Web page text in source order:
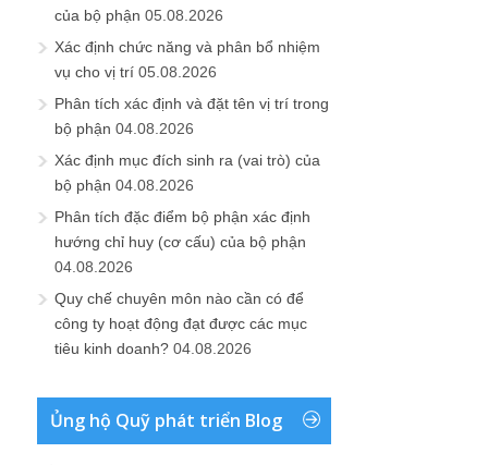
của bộ phận 05.08.2026
Xác định chức năng và phân bổ nhiệm
vụ cho vị trí 05.08.2026
Phân tích xác định và đặt tên vị trí trong
bộ phận 04.08.2026
Xác định mục đích sinh ra (vai trò) của
bộ phận 04.08.2026
Phân tích đặc điểm bộ phận xác định
hướng chỉ huy (cơ cấu) của bộ phận
04.08.2026
Quy chế chuyên môn nào cần có để
công ty hoạt động đạt được các mục
tiêu kinh doanh? 04.08.2026
Ủng hộ Quỹ phát triển Blog